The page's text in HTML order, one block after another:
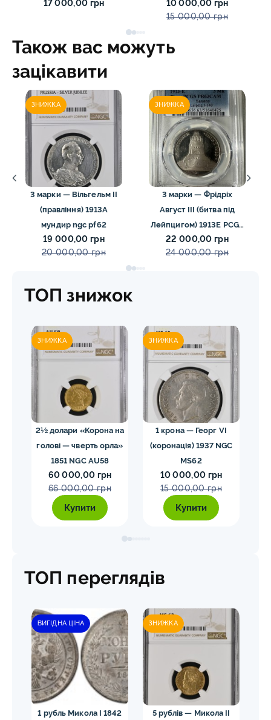
17 000,00 грн
10 000,00 грн
15 000,00 грн
Також вас можуть
зацікавити
ЗНИЖКА
3 марки — Вільгельм II
(правління) 1913А
мундир ngc pf62
19 000,00 грн
20 000,00 грн
ЗНИЖКА
3 марки — Фрідріх
Август III (битва під
Лейпцигом) 1913E PCGS
PR63 CAM
22 000,00 грн
24 000,00 грн
ТОП знижок
ЗНИЖКА
2½ долари «Корона на
голові — чверть орла»
1851 NGC AU58
60 000,00 грн
66 000,00 грн
Купити
ЗНИЖКА
1 крона — Георг VI
(коронація) 1937 NGC
MS62
10 000,00 грн
15 000,00 грн
Купити
ТОП переглядів
ВИГІДНА ЦІНА
1 рубль Микола I 1842
ЗНИЖКА
5 рублів — Микола II